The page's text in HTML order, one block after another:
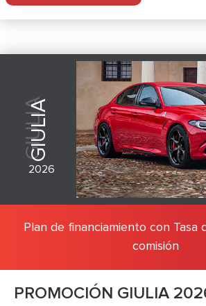
PROMOCIÓN GIULIA
Plan de financiamiento con Tasa
comisión
GIULIA
GIULIA
2026